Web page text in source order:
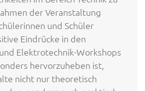
der Veranstaltung
und Schüler
Eindrücke in den
Elektrotechnik-Workshops
hervorzuheben ist,
nicht nur theoretisch